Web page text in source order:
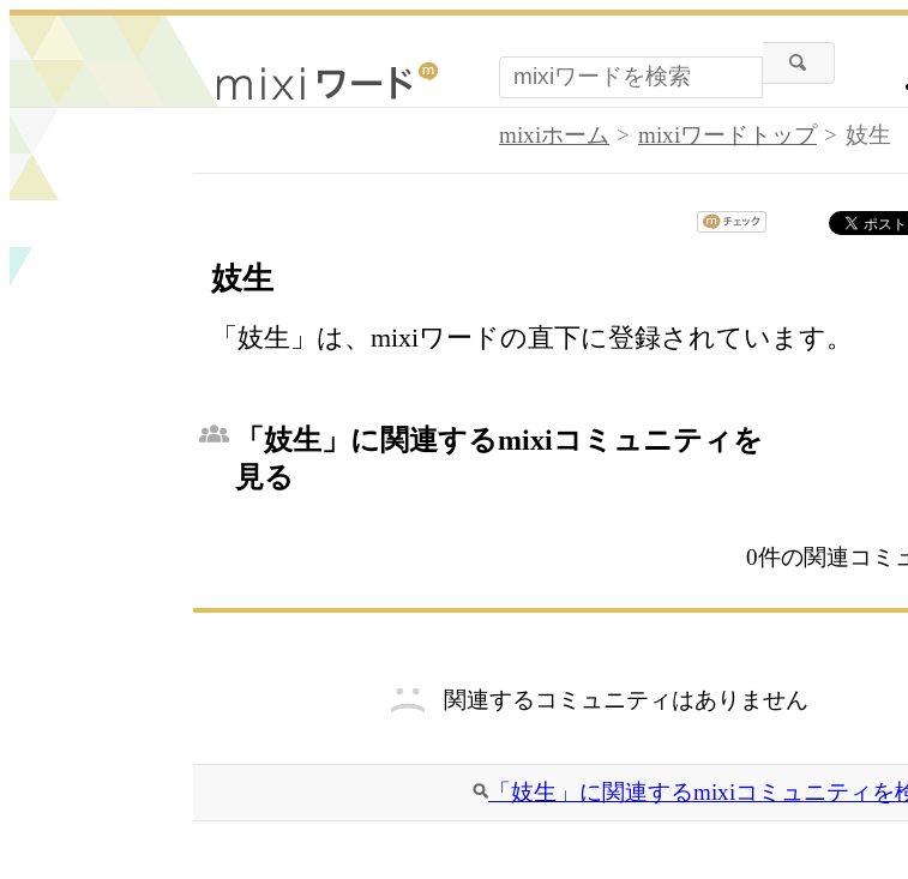
mixiホーム
mixiワードトップ 妓生
妓生
「妓生」は、mixiワードの直下に登録されています。
「妓生」に関連するmixiコミュニティを
見る
0件の関連コミ
関連するコミュニティはありません
「妓生」に関連するmixiコミュニティを